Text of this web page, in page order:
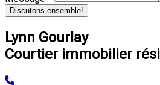
Discutons ensemble!
Lynn Gourlay
Courtier immobilier